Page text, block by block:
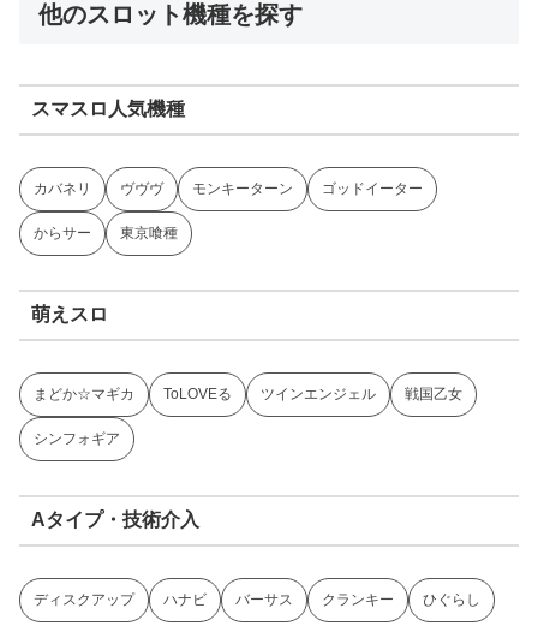
他のスロット機種を探す
スマスロ人気機種
カバネリ ヴヴヴ モンキーターン ゴッドイーター
からサー 東京喰種
萌えスロ
まどか☆マギカ ToLOVEる ツインエンジェル 戦国乙女
シンフォギア
Aタイプ・技術介入
ディスクアップ ハナビ バーサス クランキー ひぐらし